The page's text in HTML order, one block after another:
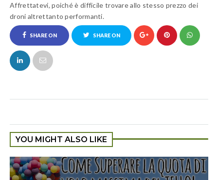
Affrettatevi, poiché è difficile trovare allo stesso prezzo dei
droni altrettanto performanti.
SHARE ON
FACEBOOK
SHARE ON
YOU MIGHT ALSO LIKE